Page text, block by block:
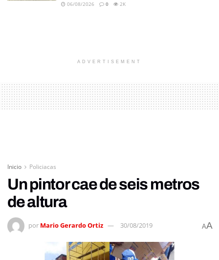
06/08/2026 0 2K
ADVERTISEMENT
Inicio Policiacas
Un pintor cae de seis metros
de altura
por Mario Gerardo Ortiz 30/08/2019 AA